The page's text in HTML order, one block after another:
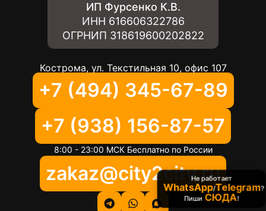
ИП Фурсенко К.В.
ИНН 616606322786
ОГРНИП 318619600202822
Кострома, ул. Текстильная 10, офис 107
+7 (494) 345-67-89
+7 (938) 156-87-57
8:00 - 23:00 МСК Бесплатно по России
zakaz@city2city.ru
Не работает
WhatsApp/Telegram?
Пиши СЮДА!